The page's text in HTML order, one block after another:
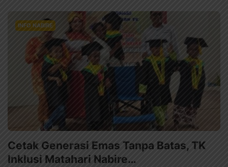
INFO NABIRE
Cetak Generasi Emas Tanpa Batas, TK
Inklusi Matahari Nabire…